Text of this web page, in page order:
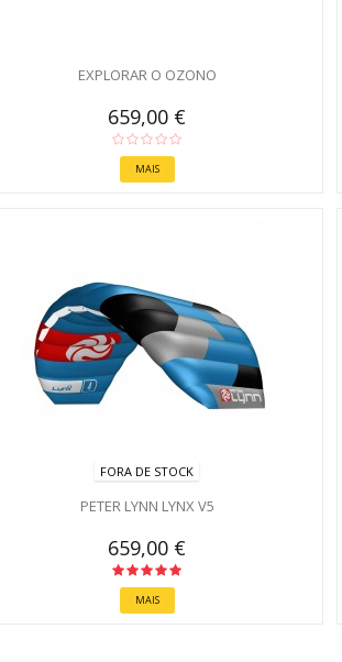
EXPLORAR O OZONO
659,00 €
MAIS
FORA DE STOCK
PETER LYNN LYNX V5
659,00 €
MAIS